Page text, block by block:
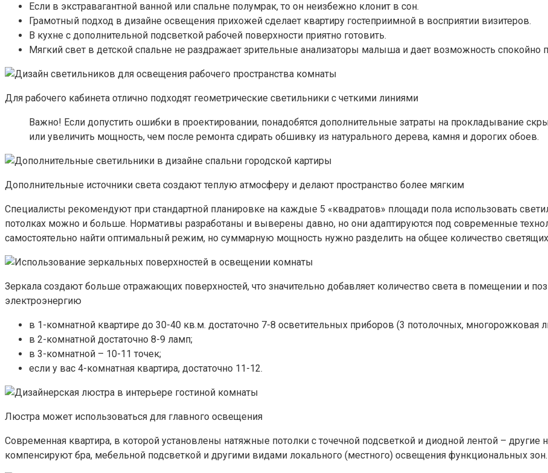
Если в экстравагантной ванной или спальне полумрак, то он неизбежно клонит в сон.
Грамотный подход в дизайне освещения прихожей сделает квартиру гостеприимной в восприятии визитеров.
В кухне с дополнительной подсветкой рабочей поверхности приятно готовить.
Мягкий свет в детской спальне не раздражает зрительные анализаторы малыша и дает возможность спокойно
Для рабочего кабинета отлично подходят геометрические светильники с четкими линиями
Важно! Если допустить ошибки в проектировании, понадобятся дополнительные затраты на прокладывание
или увеличить мощность, чем после ремонта сдирать обшивку из натурального дерева, камня и дорогих обоев.
Дополнительные источники света создают теплую атмосферу и делают пространство более мягким
Специалисты рекомендуют при стандартной планировке на каждые 5 «квадратов» площади пола использовать
потолках можно и больше. Нормативы разработаны и выверены давно, но они адаптируются под современные
самостоятельно найти оптимальный режим, но суммарную мощность нужно разделить на общее количество
Зеркала создают больше отражающих поверхностей, что значительно добавляет количество света в помещении и
электроэнергию
в 1-комнатной квартире до 30-40 кв.м. достаточно 7-8 осветительных приборов (3 потолочных, многорожковая
в 2-комнатной достаточно 8-9 ламп;
в 3-комнатной – 10-11 точек;
если у вас 4-комнатная квартира, достаточно 11-12.
Люстра может использоваться для главного освещения
Современная квартира, в которой установлены натяжные потолки с точечной подсветкой и диодной лентой –
компенсируют бра, мебельной подсветкой и другими видами локального (местного) освещения функциональных зон.